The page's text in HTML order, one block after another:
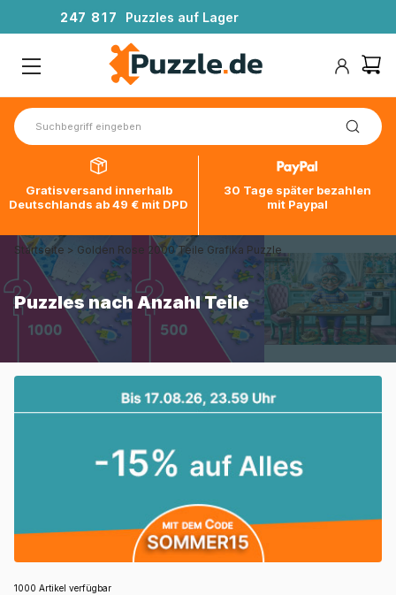
247 81 7 Puzzles auf Lager
Gratisversand innerhalb
Deutschlands ab 49 € mit DPD
30 Tage später bezahlen
mit Paypal
Startseite > Golden Rose 2000 Teile Grafika Puzzle
Puzzles nach Anzahl Teile
1000 Artikel verfügbar